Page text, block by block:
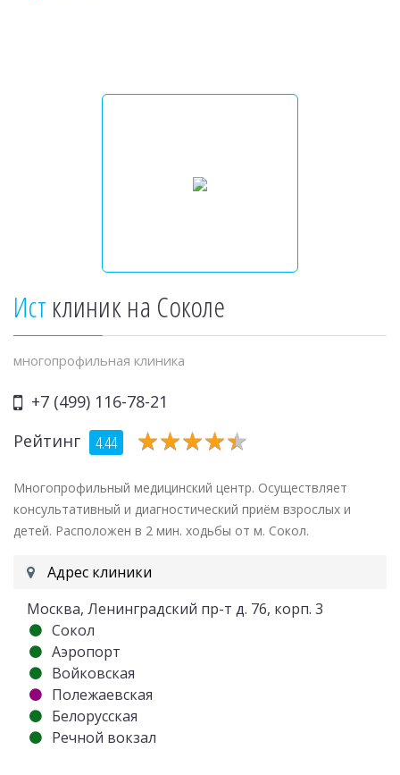
Ист клиник на Соколе
многопрофильная клиника
+7 (499) 116-78-21
Рейтинг
4.44 ★★★★★
★★★★★
Многопрофильный медицинский центр. Осуществляет
консультативный и диагностический приём взрослых и
детей. Расположен в 2 мин. ходьбы от м. Сокол.
Адрес клиники
Москва, Ленинградский пр-т д. 76, корп. 3
Сокол
Аэропорт
Войковская
Полежаевская
Белорусская
Речной вокзал